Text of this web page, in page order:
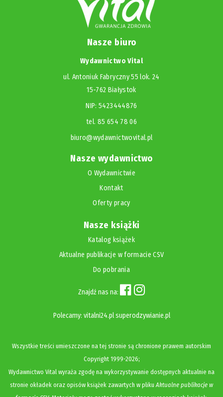
Nasze biuro
Wydawnictwo Vital
ul. Antoniuk Fabryczny 55 lok. 24
15-762 Białystok
NIP: 5423444876
tel. 85 654 78 06
biuro@wydawnictwovital.pl
Nasze wydawnictwo
O Wydawnictwie
Kontakt
Oferty pracy
Nasze książki
Katalog książek
Aktualne publikacje w formacie CSV
Do pobrania
Znajdź nas na:
Polecamy: vitalni24.pl superodzywianie.pl
Wszystkie treści umieszczone na tej stronie są chronione prawem autorskim
Copyright1999-2026;
Wydawnictwo Vital wyraża zgodę na wykorzystywanie dostępnych aktualnie na
stronie okładek oraz opisów książek zawartych w plikuAktualne publikacje w